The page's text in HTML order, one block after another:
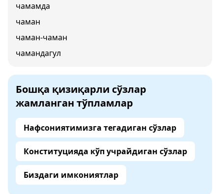
чамамда
чаман
чаман-чаман
чамандагул
Бошқа қизиқарли сўзлар
жамланган тўпламлар
Нафсониятимизга тегадиган сўзлар
Конституцияда кўп учрайдиган сўзлар
Биздаги имкониятлар